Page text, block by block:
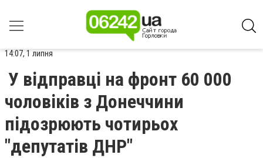
14:07, 1 липня
У відправці на фронт 60 000
чоловіків з Донеччини
підозрюють чотирьох
"депутатів ДНР"